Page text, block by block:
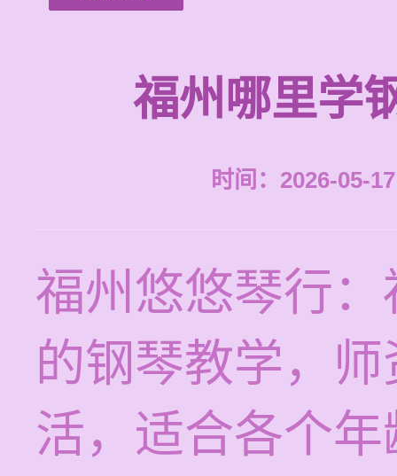
福州哪里学
时间：2026-05-
福州悠悠琴行
的钢琴教学，
活，适合各个